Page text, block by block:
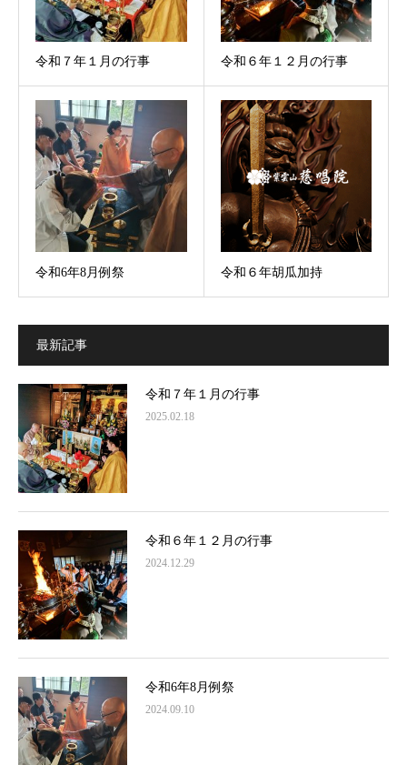
令和７年１月の行事 令和６年１２月の行事
令和6年8月例祭 令和６年胡瓜加持
最新記事
令和７年１月の行事
2025.02.18
令和６年１２月の行事
2024.12.29
令和6年8月例祭
2024.09.10